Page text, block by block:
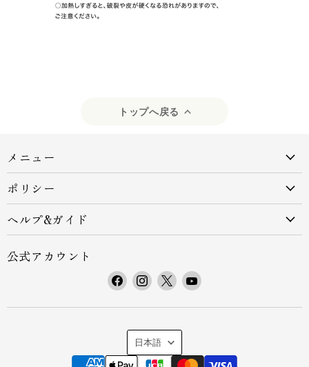
トップへ戻る
メニュー
ポリシー
ヘルプ&ガイド
公式アカウント
F
c
o
I
s
a
g
X
見
て
Y
u
b
言
日本語